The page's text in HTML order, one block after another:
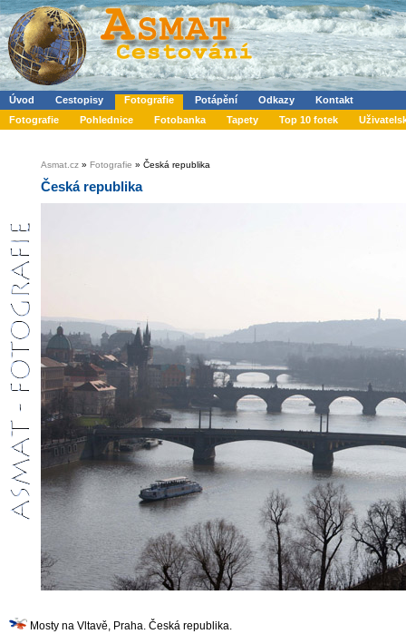
Úvod Cestopisy Fotografie Potápění Odkazy
Kontakt
Fotografie
Pohlednice Fotobanka Tapety Top 10 fotek
Asmat.cz » Fotografie » Česká republika
Česká republika
Mosty na Vltavě, Praha. Česká republika.